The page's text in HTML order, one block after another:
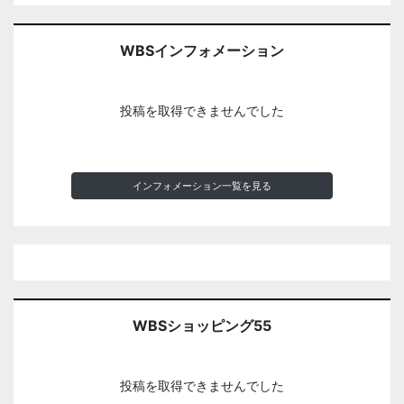
WBSインフォメーション
投稿を取得できませんでした
インフォメーション一覧を見る
WBSショッピング55
投稿を取得できませんでした